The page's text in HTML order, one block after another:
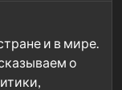
и в мире.
о